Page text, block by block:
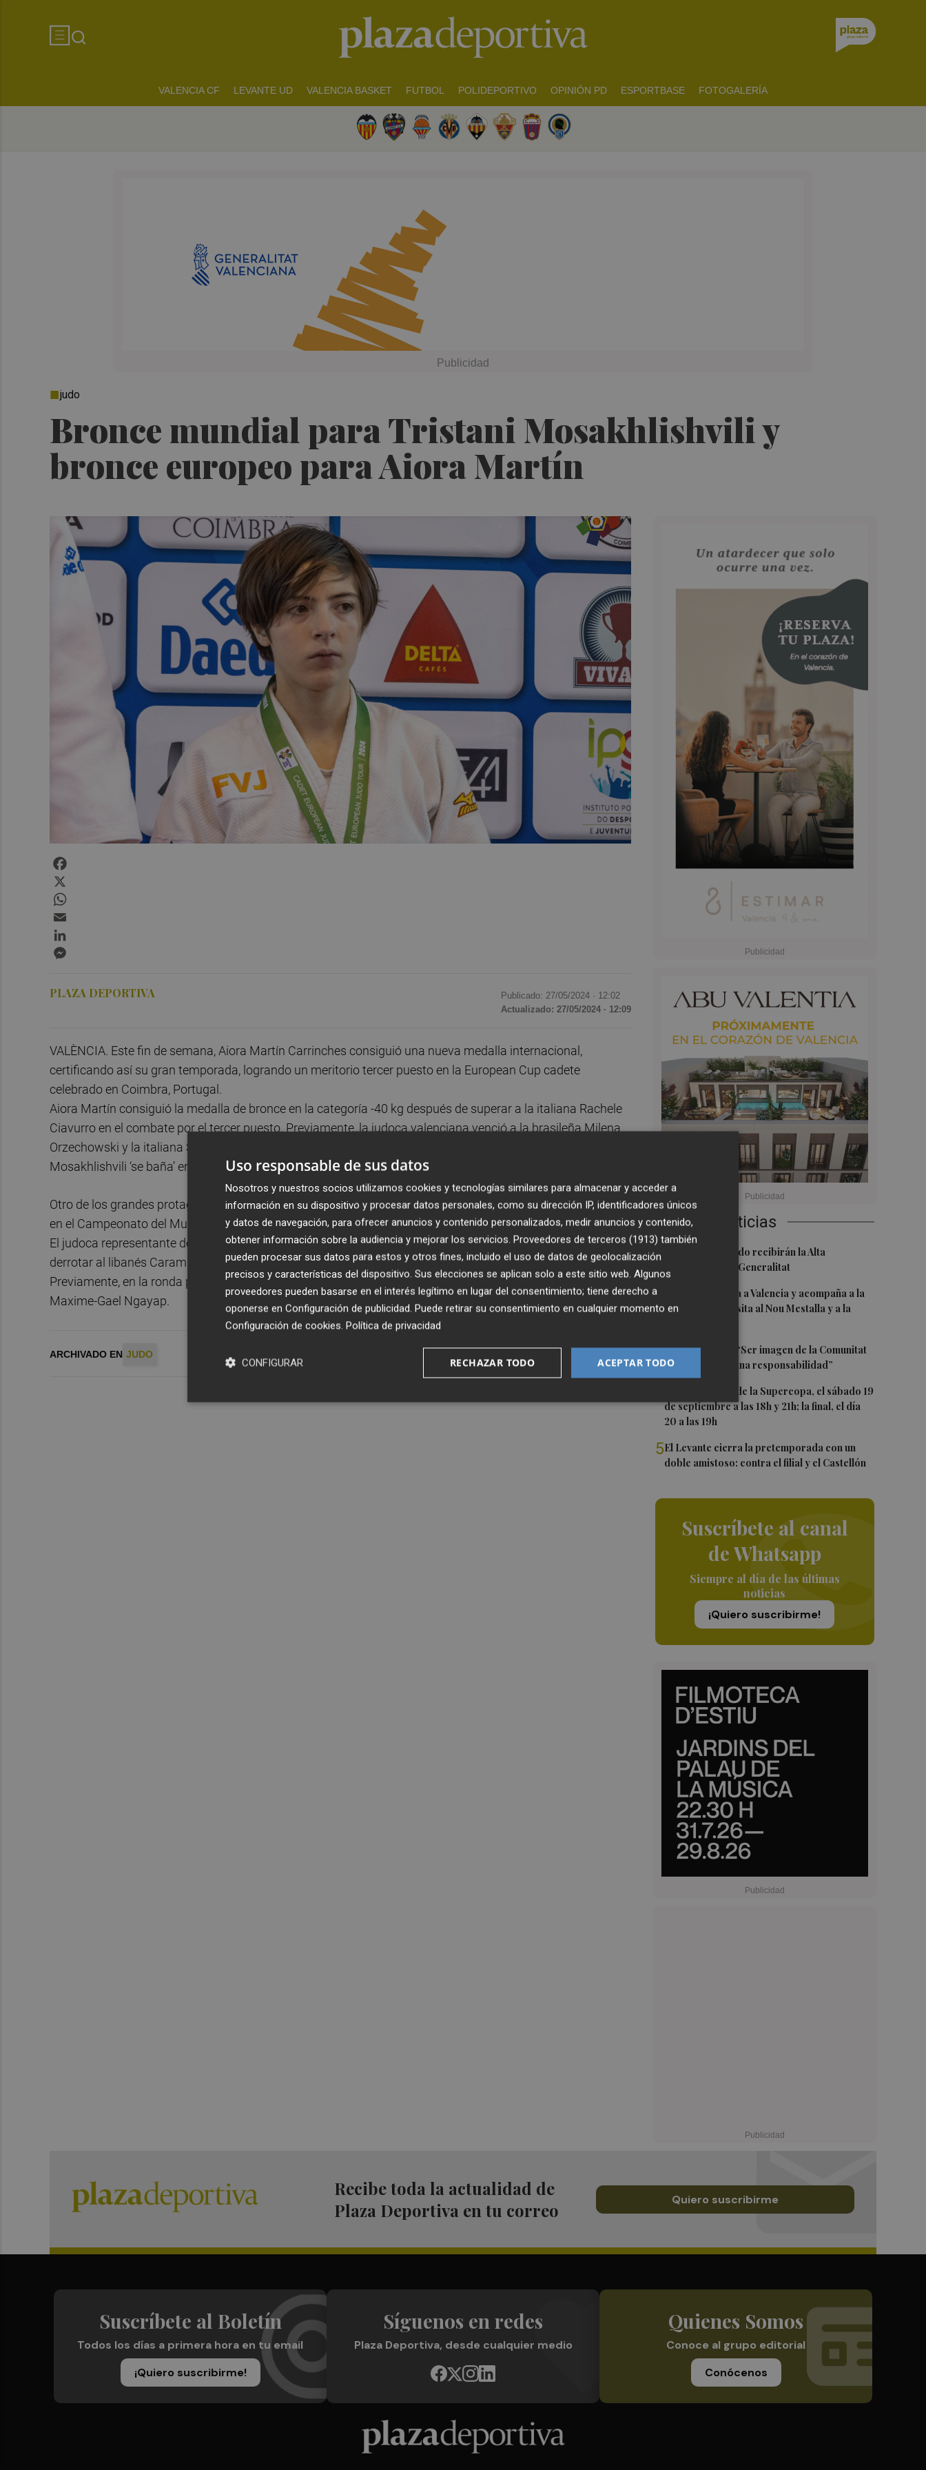
VALENCIA CF LEVANTE UD VALENCIA BASKET FUTBOL POLIDEPORTIVO OPINIÓN PD ESPORTBASE FOTOGALERÍA
Bronce mundial para Tristani Mosakhlishvili y
bronce europeo para Aiora Martín
judo
Últimas Noticias
1
Ferran y Grimaldo recibirán la Alta
Distinción de la Generalitat
2
Kiat Lim regresa a Valencia y acompaña a la
plantilla en su visita al Nou Mestalla y a la
3Ferran Torres: “Ser imagen de la Comunitat
es un orgullo y una responsabilidad”
Las semifinales de la Supercopa, el sábado 19
de septiembre a las 18h y 21h; la final, el día
20 a las 19h
5El Levante cierra la pretemporada con un
doble amistoso: contra el filial y el Castellón
Suscríbete al canal
de Whatsapp
Siempre al día de las últimas
noticias
¡Quiero suscribirme!
PLAZA DEPORTIVA Publicado: 27/05/2024 · 12:02
Actualizado: 27/05/2024 · 12:09
VALÈNCIA. Este fin de semana, Aiora Martín Carrinches consiguió una nueva medalla internacional,
certificando así su gran temporada, logrando un meritorio tercer puesto en la European Cup cadete
celebrado en Coimbra, Portugal.
Aiora Martín consiguió la medalla de bronce en la categoría -40 kg después de superar a la italiana Rachele
Ciavurro en el combate por el tercer puesto. Previamente, la judoca valenciana venció a la brasileña Milena
Orzechowski y la italiana Sofía Longo en las eliminatorias correspondiente a la repesca.
Mosakhlishvili ‘se baña’ en bronce en el Campeonato de Mundial.
Otro de los grandes protagonistas de una exitosa semana para el judo valenciano fue Tristani Mosakhlishvili
en el Campeonato del Mundo de Abu Dhabi donde se colgó una valiosa medalla de bronce.
El judoca representante de la Federación Valenciana de Judo logró el tercer puesto mundialista después de
derrotar al libanés Caramnob Sagaipov. En los cuartos de final, ‘Tato’ venció al japonés Goki Tajima.
Previamente, en la ronda preliminar, Mosakhlishvili se impuso al húngaro Peter Safrany y al francés
Maxime-Gael Ngayap.
ARCHIVADO EN JUDO
Recibe toda la actualidad de
Plaza Deportiva en tu correo
Quiero suscribirme
Suscríbete al Boletín
Todos los días a primera hora en tu email
¡Quiero suscribirme!
Síguenos en redes
Plaza Deportiva, desde cualquier medio
Quienes Somos
Conoce al grupo editorial
Conócenos
Uso responsable de sus datos
Nosotros y nuestros socios utilizamos cookies y tecnologías similares para almacenar y acceder a
información en su dispositivo y procesar datos personales, como su dirección IP, identificadores únicos
y datos de navegación, para ofrecer anuncios y contenido personalizados, medir anuncios y contenido,
obtener información sobre la audiencia y mejorar los servicios. Proveedores de terceros (1913) también
pueden procesar sus datos para estos y otros fines, incluido el uso de datos de geolocalización
precisos y características del dispositivo. Sus elecciones se aplican solo a este sitio web. Algunos
proveedores pueden basarse en el interés legítimo en lugar del consentimiento; tiene derecho a
oponerse en Configuración de publicidad. Puede retirar su consentimiento en cualquier momento en
Configuración de cookies. Política de privacidad
ACEPTAR TODO
RECHAZAR TODO
CONFIGURAR